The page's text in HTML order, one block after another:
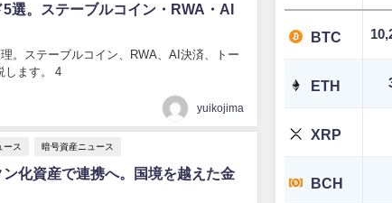
選。ステーブルコイン・RWA・AI
。ステーブルコイン、RWA、AI決済、トー
します。 4
yuikojima
ース 暗号資産ニュース
化資産で連携へ。国境を越えた金
BTC
ETH
XRP
BCH